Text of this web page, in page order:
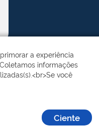
do Piauí
a experiência
informações
você
Ciente